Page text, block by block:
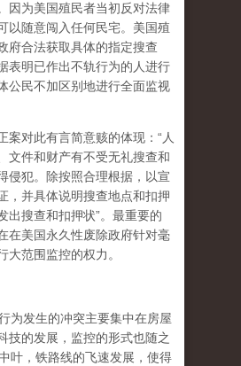
因为美国殖民者当初反对法律
以随意闯入任何民宅。美国殖
府合法获取具体的指定搜查
表明已作出不轨行为的人进行
公民不加区别地进行全面监视
案对此有言简意赅的体现：“人
文件和财产有不受无礼搜查和
侵犯。除按照合理根据，以宣
，并具体说明搜查地点和扣押
出搜查和扣押状”。最重要的
在美国永久性废除政府针对毫
大范围监控的权力。
为发生的冲突主要集中在房屋
技的发展，监控的形式也随之
叶，铁路线的飞速发展，使得